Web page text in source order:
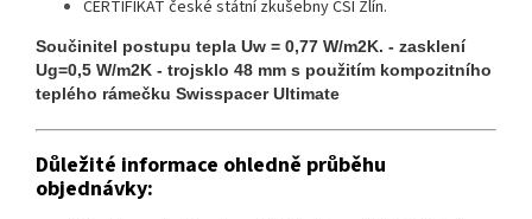
CERTIFIKÁT české státní zkušebny CSI Zlín.
Součinitel postupu tepla Uw = 0,77 W/m2K. - zasklení
Ug=0,5 W/m2K - trojsklo 48 mm s použitím kompozitního
teplého rámečku Swisspacer Ultimate
Důležité informace ohledně průběhu
objednávky: